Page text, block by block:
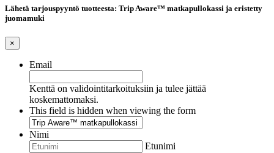
Lähetä tarjouspyyntö tuotteesta: Trip Aware™ matkapullokassi ja eristetty
juomamuki
×
Email
Kenttä on validointitarkoituksiin ja tulee jättää
koskemattomaksi.
This field is hidden when viewing the form
Nimi
Etunimi